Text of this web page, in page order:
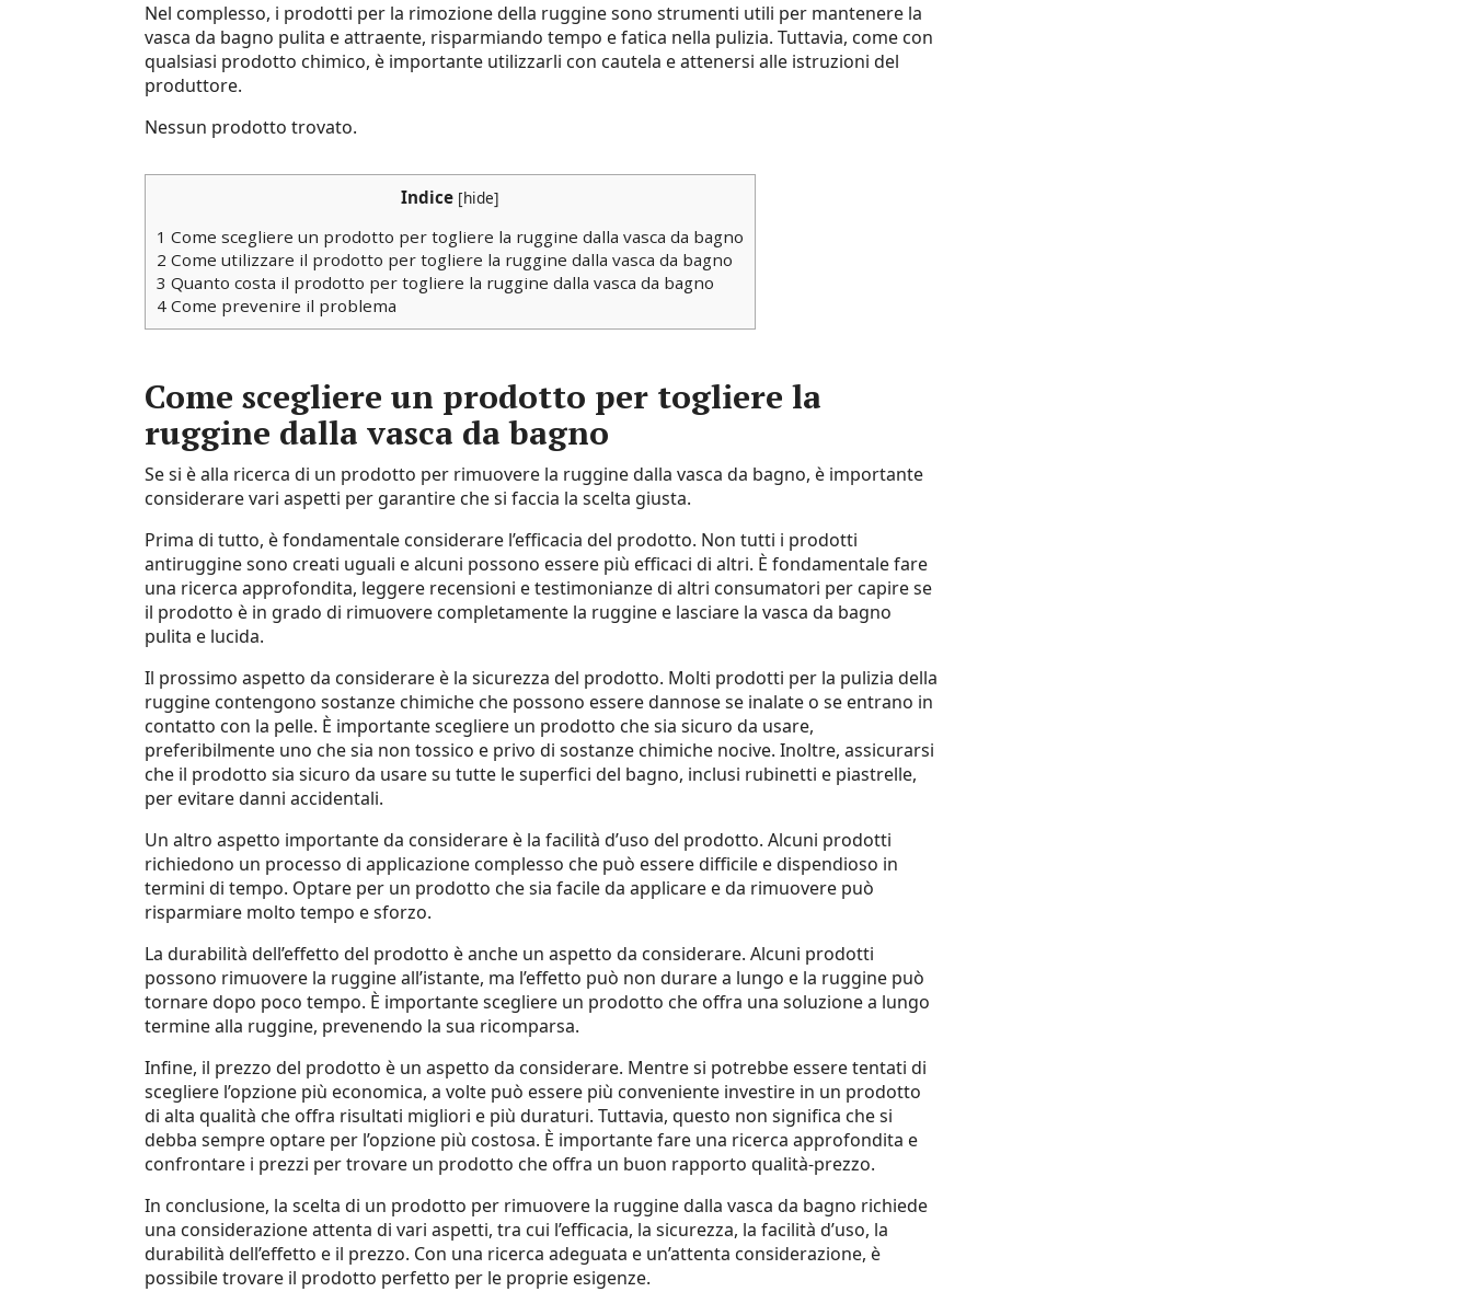
Nel complesso, i prodotti per la rimozione della ruggine sono strumenti utili per mantenere la
vasca da bagno pulita e attraente, risparmiando tempo e fatica nella pulizia. Tuttavia, come con
qualsiasi prodotto chimico, è importante utilizzarli con cautela e attenersi alle istruzioni del
produttore.
Nessun prodotto trovato.
Indice [hide]
1 Come scegliere un prodotto per togliere la ruggine dalla vasca da bagno
2 Come utilizzare il prodotto per togliere la ruggine dalla vasca da bagno
3 Quanto costa il prodotto per togliere la ruggine dalla vasca da bagno
4 Come prevenire il problema
Come scegliere un prodotto per togliere la
ruggine dalla vasca da bagno
Se si è alla ricerca di un prodotto per rimuovere la ruggine dalla vasca da bagno, è importante
considerare vari aspetti per garantire che si faccia la scelta giusta.
Prima di tutto, è fondamentale considerare l’efficacia del prodotto. Non tutti i prodotti
antiruggine sono creati uguali e alcuni possono essere più efficaci di altri. È fondamentale fare
una ricerca approfondita, leggere recensioni e testimonianze di altri consumatori per capire se
il prodotto è in grado di rimuovere completamente la ruggine e lasciare la vasca da bagno
pulita e lucida.
Il prossimo aspetto da considerare è la sicurezza del prodotto. Molti prodotti per la pulizia della
ruggine contengono sostanze chimiche che possono essere dannose se inalate o se entrano in
contatto con la pelle. È importante scegliere un prodotto che sia sicuro da usare,
preferibilmente uno che sia non tossico e privo di sostanze chimiche nocive. Inoltre, assicurarsi
che il prodotto sia sicuro da usare su tutte le superfici del bagno, inclusi rubinetti e piastrelle,
per evitare danni accidentali.
Un altro aspetto importante da considerare è la facilità d’uso del prodotto. Alcuni prodotti
richiedono un processo di applicazione complesso che può essere difficile e dispendioso in
termini di tempo. Optare per un prodotto che sia facile da applicare e da rimuovere può
risparmiare molto tempo e sforzo.
La durabilità dell’effetto del prodotto è anche un aspetto da considerare. Alcuni prodotti
possono rimuovere la ruggine all’istante, ma l’effetto può non durare a lungo e la ruggine può
tornare dopo poco tempo. È importante scegliere un prodotto che offra una soluzione a lungo
termine alla ruggine, prevenendo la sua ricomparsa.
Infine, il prezzo del prodotto è un aspetto da considerare. Mentre si potrebbe essere tentati di
scegliere l’opzione più economica, a volte può essere più conveniente investire in un prodotto
di alta qualità che offra risultati migliori e più duraturi. Tuttavia, questo non significa che si
debba sempre optare per l’opzione più costosa. È importante fare una ricerca approfondita e
confrontare i prezzi per trovare un prodotto che offra un buon rapporto qualità-prezzo.
In conclusione, la scelta di un prodotto per rimuovere la ruggine dalla vasca da bagno richiede
una considerazione attenta di vari aspetti, tra cui l’efficacia, la sicurezza, la facilità d’uso, la
durabilità dell’effetto e il prezzo. Con una ricerca adeguata e un’attenta considerazione, è
possibile trovare il prodotto perfetto per le proprie esigenze.